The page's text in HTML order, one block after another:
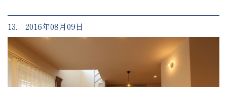
13. 2016年08月09日